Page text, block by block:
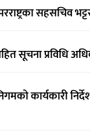
सहसचिव
सूचना प्रविधि
कार्यकारी